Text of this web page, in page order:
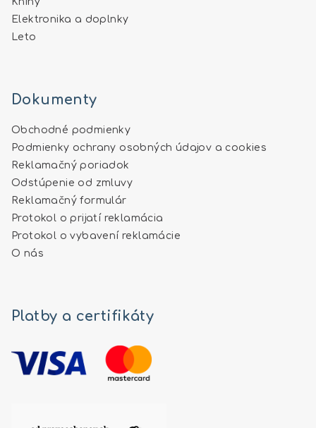
Elektronika a doplnky
Leto
Dokumenty
Obchodné podmienky
Podmienky ochrany osobných údajov a cookies
Reklamačný poriadok
Odstúpenie od zmluvy
Reklamačný formulár
Protokol o prijatí reklamácia
Protokol o vybavení reklamácie
O nás
Platby a certifikáty